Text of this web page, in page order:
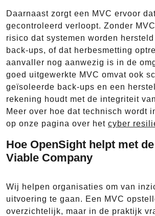
Daarnaast zorgt een MVC ervoor
gecontroleerd verloopt. Zonder
risico dat systemen worden
back-ups, of dat herbesmetting
aanvaller nog aanwezig is in de
goed uitgewerkte MVC omvat ook
geïsoleerde back-ups en een
rekening houdt met de integriteit
Meer over hoe dat technisch wordt
op onze pagina over het cyber
Hoe OpenSight helpt met
Viable Company
Wij helpen organisaties om van
uitvoering te gaan. Een MVC
overzichtelijk, maar in de praktijk